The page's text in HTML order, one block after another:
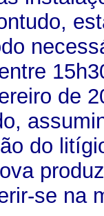
de
do
se na